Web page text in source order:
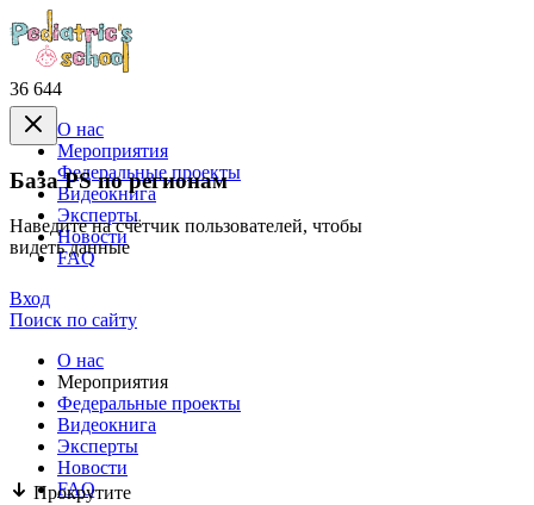
36 644
База PS по регионам
Наведите на счётчик пользователей, чтобы
видеть данные
Прокрутите
О нас
Mероприятия
Федеральные проекты
Видеокнига
Эксперты
Новости
FAQ
Вход
Поиск по сайту
О нас
Mероприятия
Федеральные проекты
Видеокнига
Эксперты
Новости
FAQ